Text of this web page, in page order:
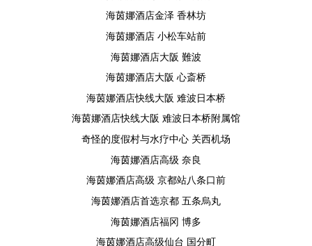
海茵娜酒店金泽 香林坊
海茵娜酒店 小松车站前
海茵娜酒店大阪 難波
海茵娜酒店大阪 心斎桥
海茵娜酒店快线大阪 难波日本桥
海茵娜酒店快线大阪 难波日本桥附属馆
奇怪的度假村与水疗中心 关西机场
海茵娜酒店高级 奈良
海茵娜酒店高级 京都站八条口前
海茵娜酒店首选京都 五条烏丸
海茵娜酒店福冈 博多
海茵娜酒店高级仙台 国分町